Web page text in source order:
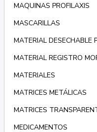
MAQUINAS PROFILAXIS
MASCARILLAS
MATERIAL DESECHABLE
MATERIAL REGISTRO
MATERIALES
MATRICES METÁLICAS
MATRICES
MEDICAMENTOS